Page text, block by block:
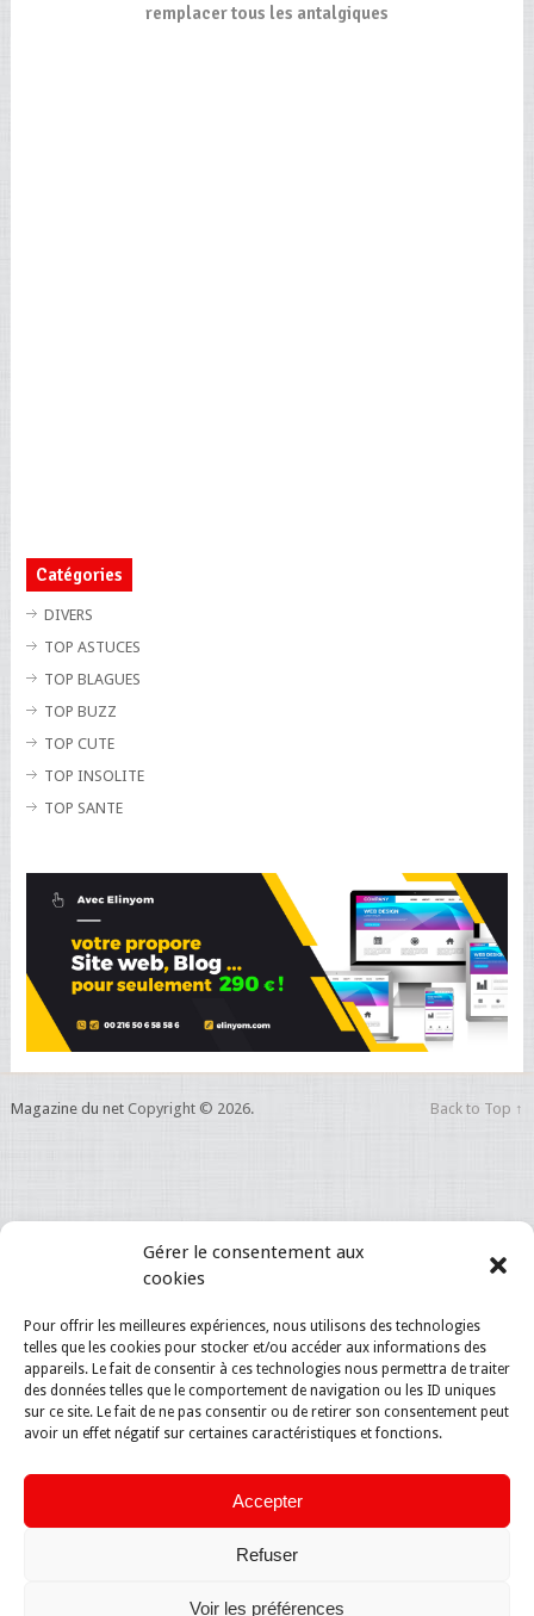
Gérer le consentement aux
cookies
Pour offrir les meilleures expériences, nous utilisons des technologies
telles que les cookies pour stocker et/ou accéder aux informations des
appareils. Le fait de consentir à ces technologies nous permettra de traiter
des données telles que le comportement de navigation ou les ID uniques
sur ce site. Le fait de ne pas consentir ou de retirer son consentement peut
avoir un effet négatif sur certaines caractéristiques et fonctions.
Accepter
Refuser
Voir les préférences
remplacer tous les antalgiques
Catégories
DIVERS
TOP ASTUCES
TOP BLAGUES
TOP BUZZ
TOP CUTE
TOP INSOLITE
TOP SANTE
Magazine du netCopyright © 2026. Back to Top ↑